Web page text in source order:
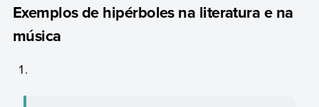
Exemplos de hipérboles na literatura e na
música